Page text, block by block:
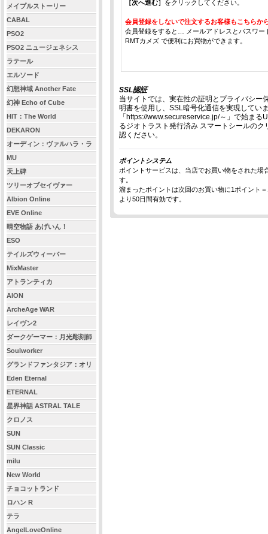
メイプルストーリー
CABAL
PSO2
PSO2 ニュージェネシス
ラテール
エルソード
幻想神域 Another Fate
幻神 Echo of Cube
HIT：The World
DEKARON
オーディン：ヴァルハラ・ラ
イジング
MU
天上碑
ツリーオブセイヴァー
Albion Online
EVE Online
晴空物語 あげいん！
ESO
テイルズウィーバー
MixMaster
アトランティカ
AION
ArcheAge WAR
レイヴン2
ダークゲーマー：月光彫刻師
Soulworker
グランドファンタジア：オリ
ジン
Eden Eternal
ETERNAL
星界神話 ASTRAL TALE
クロノス
SUN
SUN Classic
milu
New World
チョコットランド
ロハン R
テラ
AngelLoveOnline
［次へ進む］ をクリックしてください。
会員登録をしないで注文するお客様もこちらか
会員登録をすると… メールアドレスとパスワー
RMTカメズ で便利にお買物ができます。
SSL認証
当サイトでは、実在性の証明とプライバシー
明書を使用し、SSL暗号化通信を実現してい
「https://www.secureservice.jp/～」で始ま
るジオトラスト発行済み スマートシールの
認ください。
ポイントシステム
ポイントサービスは、当店でお買い物をされた
す。
溜まったポイントは次回のお買い物に1ポイント
より50日間有効です。